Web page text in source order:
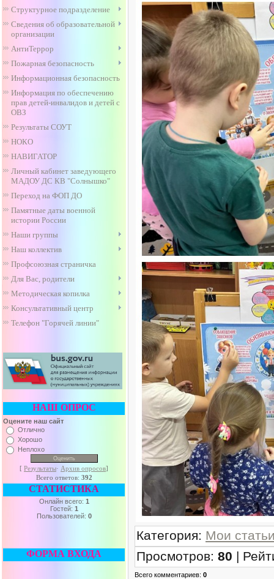
Структурное подразделение
Сведения об образовательной
организации
АнтиТеррор
Пожарная безопасность
Информационная безопасность
Информация по обеспечению
прав детей-инвалидов и детей с
ОВЗ
Результаты СОУТ
НОКО
НАВИГАТОР
Личный кабинет заведующего
МАДОУ ДС КВ "Солнышко"
Переход на ФОП ДО
Памятные даты военной
истории России
Наши группы
Наш коллектив
Профсоюзная страничка
Для Вас, родители
Методическая копилка
Консультативный центр
Телефон "Горячей линии"
НАШ ОПРОС
Оцените наш сайт
Отлично
Хорошо
Неплохо
[ Результаты· Архив опросов]
Всего ответов: 392
СТАТИСТИКА
Онлайн всего: 1
Гостей: 1
Пользователей: 0
ФОРМА ВХОДА
Категория: Мои
Просмотров: 80 |
Всего комментариев: 0